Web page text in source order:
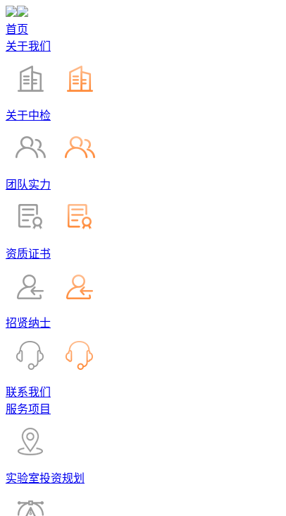
首页
关于我们
关于中检
团队实力
资质证书
招贤纳士
联系我们
服务项目
实验室投资规划